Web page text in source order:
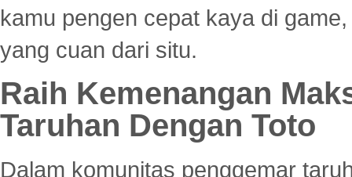
kamu pengen cepat kaya di
yang cuan dari situ.
Raih Kemenangan
Taruhan Dengan Toto
Dalam komunitas penggemar